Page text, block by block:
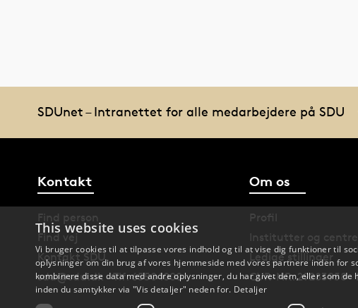
SDUnet – Intranettet for alle medarbejdere på SDU
Kontakt
Find person
Find vej
Kontakt SDU
sdu@sdu.dk · Tlf: 6550 1000
Om os
Profil
Institutter og centre
Ledige stillinger
CVR-NR: 29283958 ·
This website uses cookies
Vi bruger cookies til at tilpasse vores indhold og til at vise dig funktioner til
oplysninger om din brug af vores hjemmeside med vores partnere inden for
kombinere disse data med andre oplysninger, du har givet dem, eller som
inden du samtykker via "Vis detaljer" neden for. Detaljer